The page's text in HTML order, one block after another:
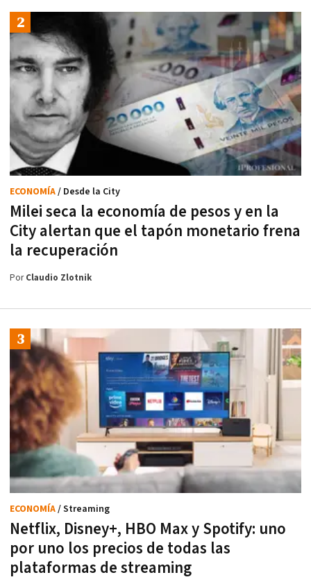
Milei seca la economía de pesos y en la
City alertan que el tapón monetario frena
la recuperación
ECONOMÍA/ Desde la City
PorClaudio Zlotnik
Netflix, Disney+, HBO Max y Spotify: uno
por uno los precios de todas las
plataformas de streaming
ECONOMÍA/ Streaming